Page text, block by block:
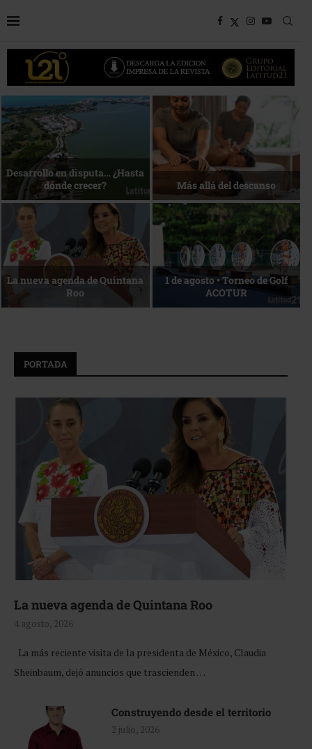
Bottega, un viaje servido a la
mesa
Energía que Impulsa la
competitividad
Reconocimiento de viajeros La esencia del servicio
PORTADA
La nueva agenda de Quintana Roo
4 agosto, 2026
La más reciente visita de la presidenta de México, Claudia
Sheinbaum, dejó anuncios que trascienden …
Construyendo desde el territorio
2 julio, 2026